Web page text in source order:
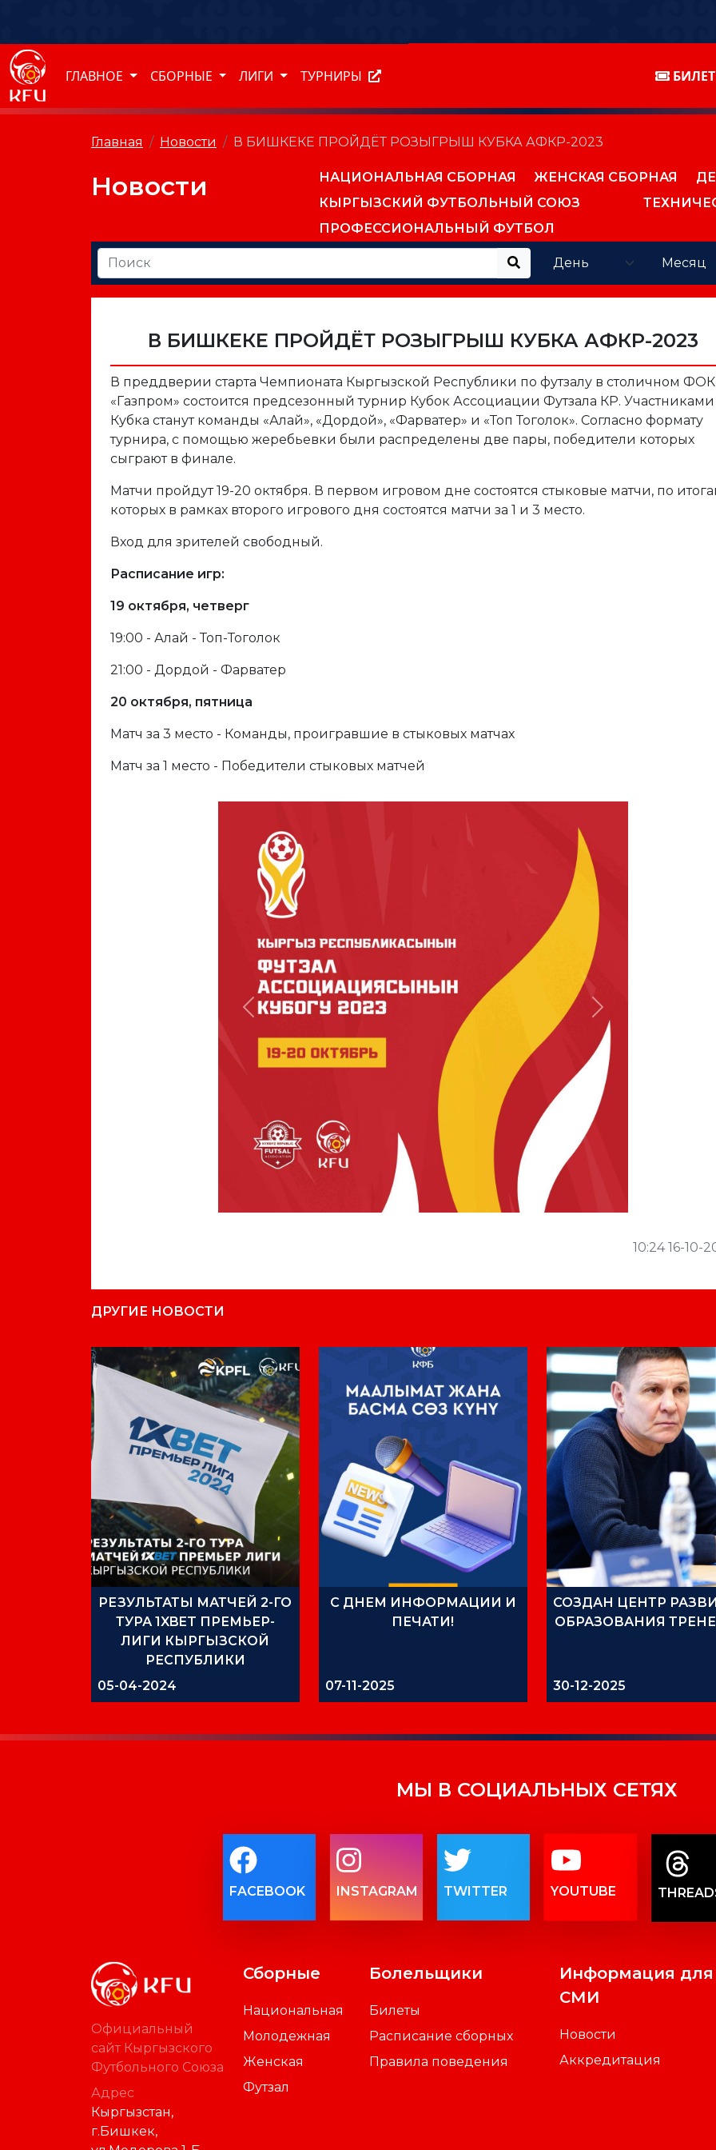
ГЛАВНОЕ СБОРНЫЕ ЛИГИ ТУРНИРЫ
Главная Новости В БИШКЕКЕ ПРОЙДЁТ РОЗЫГРЫШ КУБКА АФКР-2023
Новости НАЦИОНАЛЬНАЯ СБОРНАЯ ЖЕНСКАЯ СБОРНАЯ
КЫРГЫЗСКИЙ ФУТБОЛЬНЫЙ СОЮЗ
ПРОФЕССИОНАЛЬНЫЙ ФУТБОЛ
В БИШКЕКЕ ПРОЙДЁТ РОЗЫГРЫШ КУБКА АФКР-2023
В преддверии старта Чемпионата Кыргызской Республики по футзалу в столичном ФОК
«Газпром» состоится предсезонный турнир Кубок Ассоциации Футзала КР. Участниками
Кубка станут команды «Алай», «Дордой», «Фарватер» и «Топ Тоголок». Согласно формату
турнира, с помощью жеребьевки были распределены две пары, победители которых
сыграют в финале.
Матчи пройдут 19-20 октября. В первом игровом дне состоятся стыковые матчи, по
которых в рамках второго игрового дня состоятся матчи за 1 и 3 место.
Вход для зрителей свободный.
Расписание игр:
19 октября, четверг
19:00 - Алай - Топ-Тоголок
21:00 - Дордой - Фарватер
20 октября, пятница
Матч за 3 место - Команды, проигравшие в стыковых матчах
Матч за 1 место - Победители стыковых матчей
Previous Next
10:24 16-10-
ДРУГИЕ НОВОСТИ
РЕЗУЛЬТАТЫ МАТЧЕЙ 2-ГО
ТУРА 1XBET ПРЕМЬЕР-
ЛИГИ КЫРГЫЗСКОЙ
РЕСПУБЛИКИ
05-04-2024
С ДНЕМ ИНФОРМАЦИИ И
ПЕЧАТИ!
07-11-2025
СОЗДАН ЦЕНТР
ОБРАЗОВАНИЯ
30-12-2025
МЫ В СОЦИАЛЬНЫХ СЕТЯХ
FACEBOOK INSTAGRAM TWITTER YOUTUBE
Официальный
сайт Кыргызского
Футбольного Союза
Адрес
Кыргызстан,
г.Бишкек,
Сборные
Национальная
Молодежная
Женская
Футзал
Болельщики
Билеты
Расписание сборных
Правила поведения
Информация для
СМИ
Новости
Аккредитация